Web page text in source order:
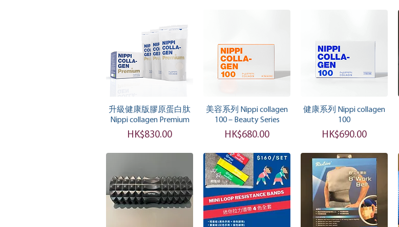
快速瀏覽
升級健康版膠原蛋白肽
Nippi collagen Premium
價格
HK$830.00
快速瀏覽
美容系列 Nippi collagen
100 – Beauty Series
價格
HK$680.00
快速瀏覽
健康系列 Nippi collagen
100
價格
HK$690.00